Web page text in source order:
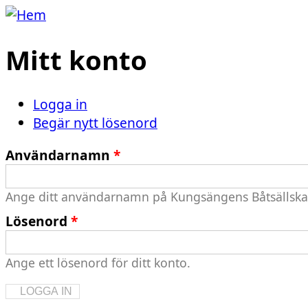
Hoppa till huvudinnehåll
Mitt konto
Primära flikar
Logga in
Begär nytt lösenord
Användarnamn *
Ange ditt användarnamn på Kungsängens
Lösenord *
Ange ett lösenord för ditt konto.